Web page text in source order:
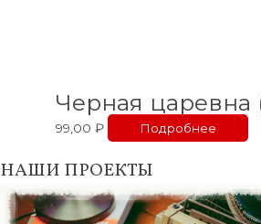
Черная царевна
99,00₽ Подробнее
НАШИ ПРОЕКТЫ